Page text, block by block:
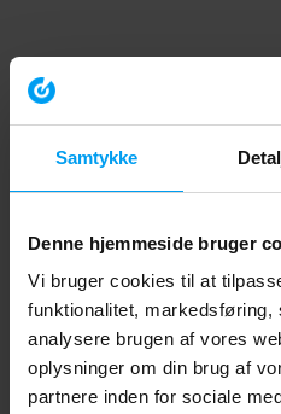
Samtykke
Denne hjemmeside bruger
Vi bruger cookies til at
funktionalitet, markedsføring,
analysere brugen af vores
oplysninger om din brug af
partnere inden for sociale